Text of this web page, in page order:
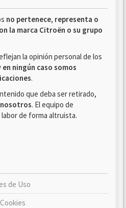
no pertenece, representa o
la marca Citroën o su grupo
la opinión personal de los
en ningún caso somos
.
que deba ser retirado,
. El equipo de
de forma altruista.
de Uso